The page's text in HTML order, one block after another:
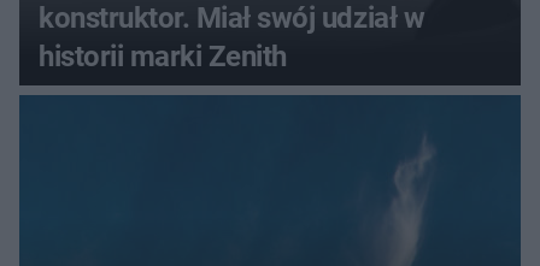
konstruktor. Miał swój udział w
historii marki Zenith